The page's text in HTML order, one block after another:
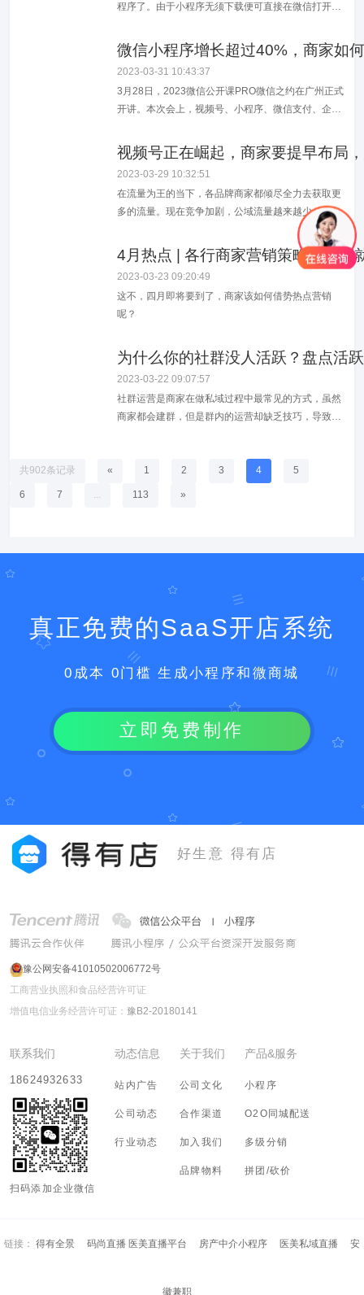
程序了。由于小程序无须下载便可直接在微信打开，
择布局线上小程序商城。你知道小程序有哪些主要的
流量入口吗？01、线下扫码小程序最基础的获取方
式，是二维码。大家可以打开扫一扫，通过微信扫描
线下二维码的方式进入小程序。02、微信搜...
微信小程序增长超过40%，商家如
2023-03-31 10:43:37
3月28日，2023微信公开课PRO微信之约在广州正式
开讲。本次会上，视频号、小程序、微信支付、企业
责人曾鸣介绍，过去一年，小程序月均使用天数增长
了24%，使用时长同比增长2倍。去年小程序的交易
生态更加活跃，交易规模达数万亿元，同比增长超过
40%，单用户年交易金额同比增长...
视频号正在崛起，商家要提早布局
2023-03-29 10:32:51
在流量为王的当下，各品牌商家都倾尽全力去获取更
多的流量。现在竞争加剧，公域流量越来越少，商家
们逐渐意识到私域才是自有资产！提到私域，必然绕
不开视频号，视频号作为后起之秀，自上线以来，也
一直都是微信重点布局的产品，是商家获取私域流量
不可缺少的重要一环。目前视频号处于野蛮生长的红
利期，直播带货领域目前没有头部账号，竞争压力...
4月热点 | 各行商家营销策略看这篇
2023-03-23 09:20:49
这不，四月即将要到了，商家该如何借势热点营销
呢？
为什么你的社群没人活跃？盘点活
2023-03-22 09:07:57
社群运营是商家在做私域过程中最常见的方式，虽然
商家都会建群，但是群内的运营却缺乏技巧，导致社
可以通过邀请裂变的方式，拉新用户入群，达到快速
共902条记录 « 1 2 3 4 5
6 7 ... 113 »
真正免费的SaaS开店系统
0成本 0门槛 生成小程序和微商城
立即免费制作
好生意 得有店
豫公网安备41010502006772号
工商营业执照和食品经营许可证
增值电信业务经营许可证： 豫B2-20180141
联系我们
18624932633
扫码添加企业微信
动态信息
站内广告
公司动态
行业动态
关于我们
公司文化
合作渠道
加入我们
品牌物料
产品&服务
小程序
O2O同城配送
多级分销
拼团/砍价
链接： 得有全景 码尚直播 医美直播平台 房产中介小程序 医美私域直播 安
徽兼职